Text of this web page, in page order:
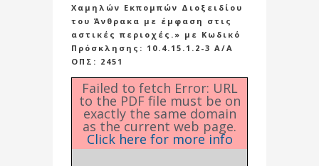
Χαμηλών Εκπομπών Διοξειδίου
του Άνθρακα με έμφαση στις
αστικές περιοχές.» με Κωδικό
Πρόσκλησης: 10.4.15.1.2-3 Α/Α
ΟΠΣ: 2451
Failed to fetch Error: URL
to the PDF file must be on
exactly the same domain
as the current web page.
Click here for more info